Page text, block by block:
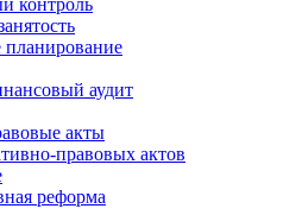
контроль
планирование
аудит
акты
правовых актов
реформа